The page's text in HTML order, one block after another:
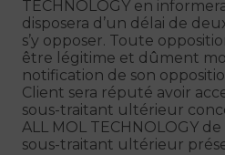
TECHNOLOGY en
disposera d’un délai de
s’y opposer. Toute
être légitime et dûment
notification de son
Client sera réputé avoir
sous-traitant ultérieur
ALL MOL TECHNOLOGY
sous-traitant ultérieur